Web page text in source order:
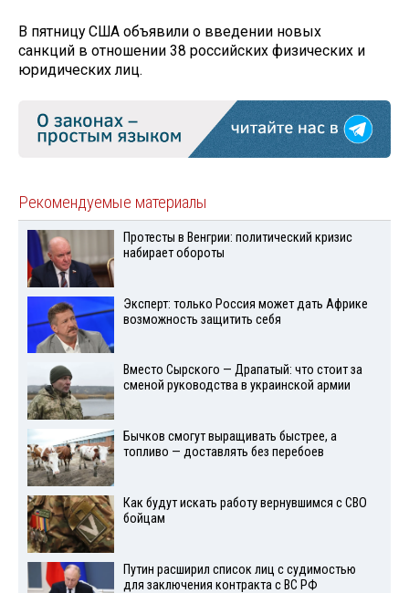
В пятницу США объявили о введении новых
санкций в отношении 38 российских физических и
юридических лиц.
Рекомендуемые материалы
Протесты в Венгрии: политический кризис
набирает обороты
Эксперт: только Россия может дать Африке
возможность защитить себя
Вместо Сырского — Драпатый: что стоит за
сменой руководства в украинской армии
Бычков смогут выращивать быстрее, а
топливо — доставлять без перебоев
Как будут искать работу вернувшимся с СВО
бойцам
Путин расширил список лиц с судимостью
для заключения контракта с ВС РФ